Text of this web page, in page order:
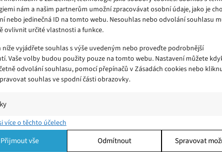
nám a našim partnerům umožní zpracovávat osobní údaje, jako je
nebo jedinečná ID na tomto webu. Nesouhlas nebo odvolání souhlasu
ovlivnit určité vlastnosti a funkce.
vyjádřete souhlas s výše uvedeným nebo proveďte podrobnější
Vaše volby budou použity pouze na tomto webu. Nastavení můžete
odvolání souhlasu, pomocí přepínačů v Zásadách cookies nebo
souhlas ve spodní části obrazovky.
a/nebo přístup k informacím v zařízení, Porozumění publiku
kombinací údajů z různých zdrojů.
více o těchto účelech
Přijmout vše Odmítnout Spravovat
technologií angažuje dlouhodobě. Kromě podpory
chystá spolupracovat také např. s Googlem nebo Facebookem.
vývoj digitální žurnalistiky. Od smlouvy s Netflixem si
čerstvý vítr do místního mediálně-kulturního sektoru z
rozvoj.